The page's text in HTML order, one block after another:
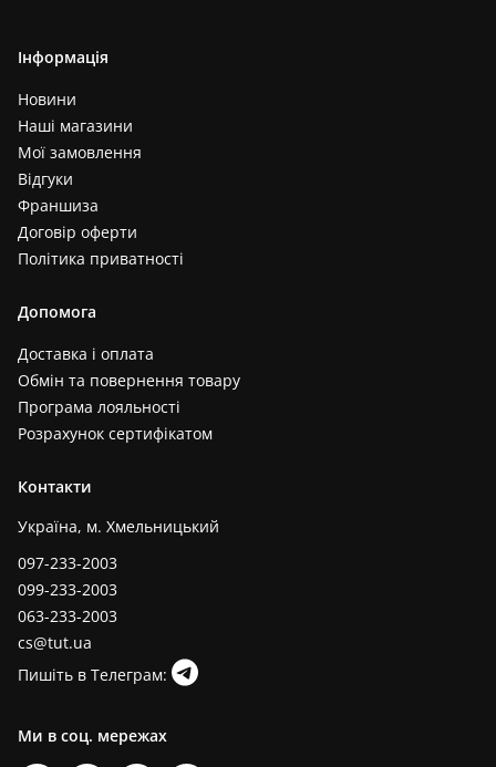
Інформація
Новини
Наші магазини
Мої замовлення
Відгуки
Франшиза
Договір оферти
Політика приватності
Допомога
Доставка і оплата
Обмін та повернення товару
Програма лояльності
Розрахунок сертифікатом
Контакти
Україна, м. Хмельницький
097-233-2003
099-233-2003
063-233-2003
cs@tut.ua
Пишіть в Телеграм:
Ми в соц. мережах